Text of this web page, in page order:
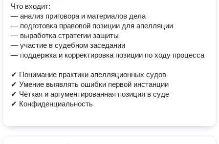
Что входит:
— анализ приговора и материалов дела
— подготовка правовой позиции для апелляции
— выработка стратегии защиты
— участие в судебном заседании
— поддержка и корректировка позиции по ходу процесса
✔ Понимание практики апелляционных судов
✔ Умение выявлять ошибки первой инстанции
✔ Чёткая и аргументированная позиция в суде
✔ Конфиденциальность